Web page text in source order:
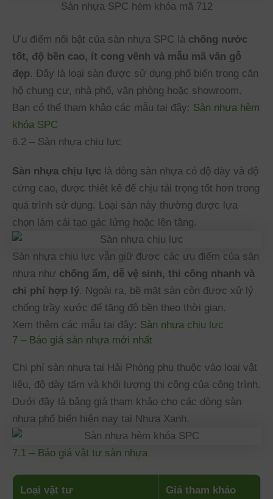
Sàn nhựa SPC hèm khóa mã 712
Ưu điểm nổi bật của sàn nhựa SPC là chống nước
tốt, độ bền cao, ít cong vênh và mẫu mã vân gỗ
đẹp. Đây là loại sàn được sử dụng phổ biến trong căn
hộ chung cư, nhà phố, văn phòng hoặc showroom.
Bạn có thể tham khảo các mẫu tại đây: Sàn nhựa hèm
khóa SPC
6.2 – Sàn nhựa chịu lực
Sàn nhựa chịu lực là dòng sàn nhựa có độ dày và độ
cứng cao, được thiết kế để chịu tải trọng tốt hơn trong
quá trình sử dụng. Loại sàn này thường được lựa
chọn làm cải tạo gác lửng hoặc lên tầng.
Sàn nhựa chịu lực vẫn giữ được các ưu điểm của sàn
nhựa như chống ẩm, dễ vệ sinh, thi công nhanh và
chi phí hợp lý. Ngoài ra, bề mặt sàn còn được xử lý
chống trầy xước để tăng độ bền theo thời gian.
Xem thêm các mẫu tại đây: Sàn nhựa chịu lực
7 – Báo giá sàn nhựa mới nhất
Chi phí sàn nhựa tại Hải Phòng phụ thuộc vào loại vật
liệu, độ dày tấm và khối lượng thi công của công trình.
Dưới đây là bảng giá tham khảo cho các dòng sàn
nhựa phổ biến hiện nay tại Nhựa Xanh.
7.1 – Báo giá vật tư sàn nhựa
Loại vật tư Giá tham khảo